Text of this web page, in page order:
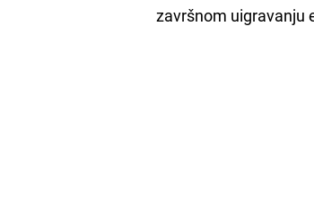
završnom uigravanju